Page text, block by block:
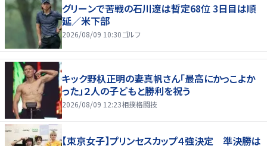
グリーンで苦戦の石川遼は暫定68位 3日目は順
延／米下部
2026/08/09 10:30ゴルフ
キック野杁正明の妻真帆さん「最高にかっこよか
った」２人の子どもと勝利を祝う
2026/08/09 12:23相撲格闘技
【東京女子】プリンセスカップ４強決定 準決勝は